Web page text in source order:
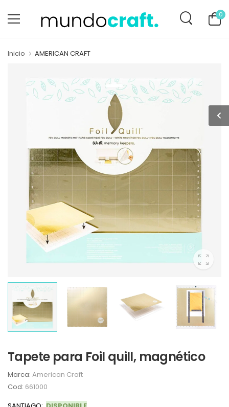
0
Inicio AMERICAN CRAFT
Tapete para Foil quill, magnético
Marca: American Craft
Cod: 661000